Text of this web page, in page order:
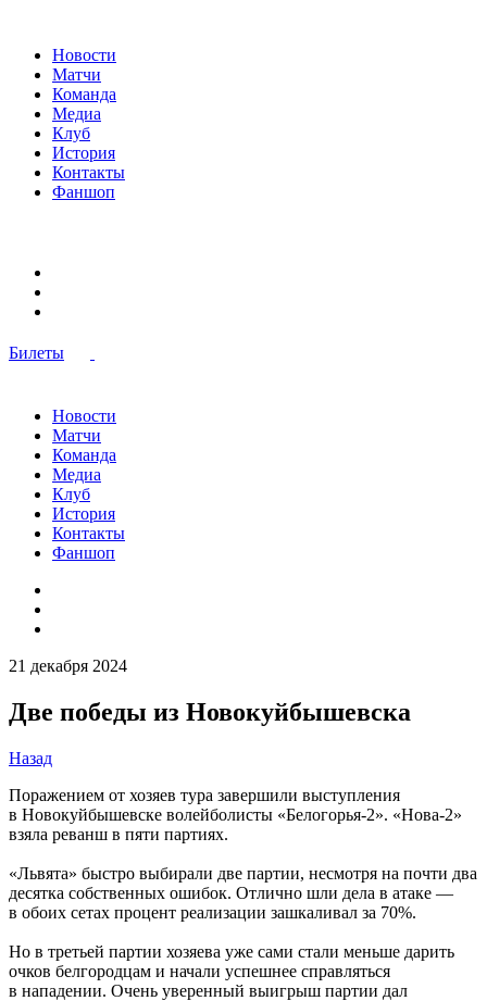
Новости
Матчи
Команда
Медиа
Клуб
История
Контакты
Фаншоп
Билеты
Новости
Матчи
Команда
Медиа
Клуб
История
Контакты
Фаншоп
21 декабря 2024
Две победы из Новокуйбышевска
Назад
Поражением от хозяев тура завершили выступления
в Новокуйбышевске волейболисты «Белогорья-2». «Нова-2»
взяла реванш в пяти партиях.
«Львята» быстро выбирали две партии, несмотря на почти два
десятка собственных ошибок. Отлично шли дела в атаке —
в обоих сетах процент реализации зашкаливал за 70%.
Но в третьей партии хозяева уже сами стали меньше дарить
очков белгородцам и начали успешнее справляться
в нападении. Очень уверенный выигрыш партии дал